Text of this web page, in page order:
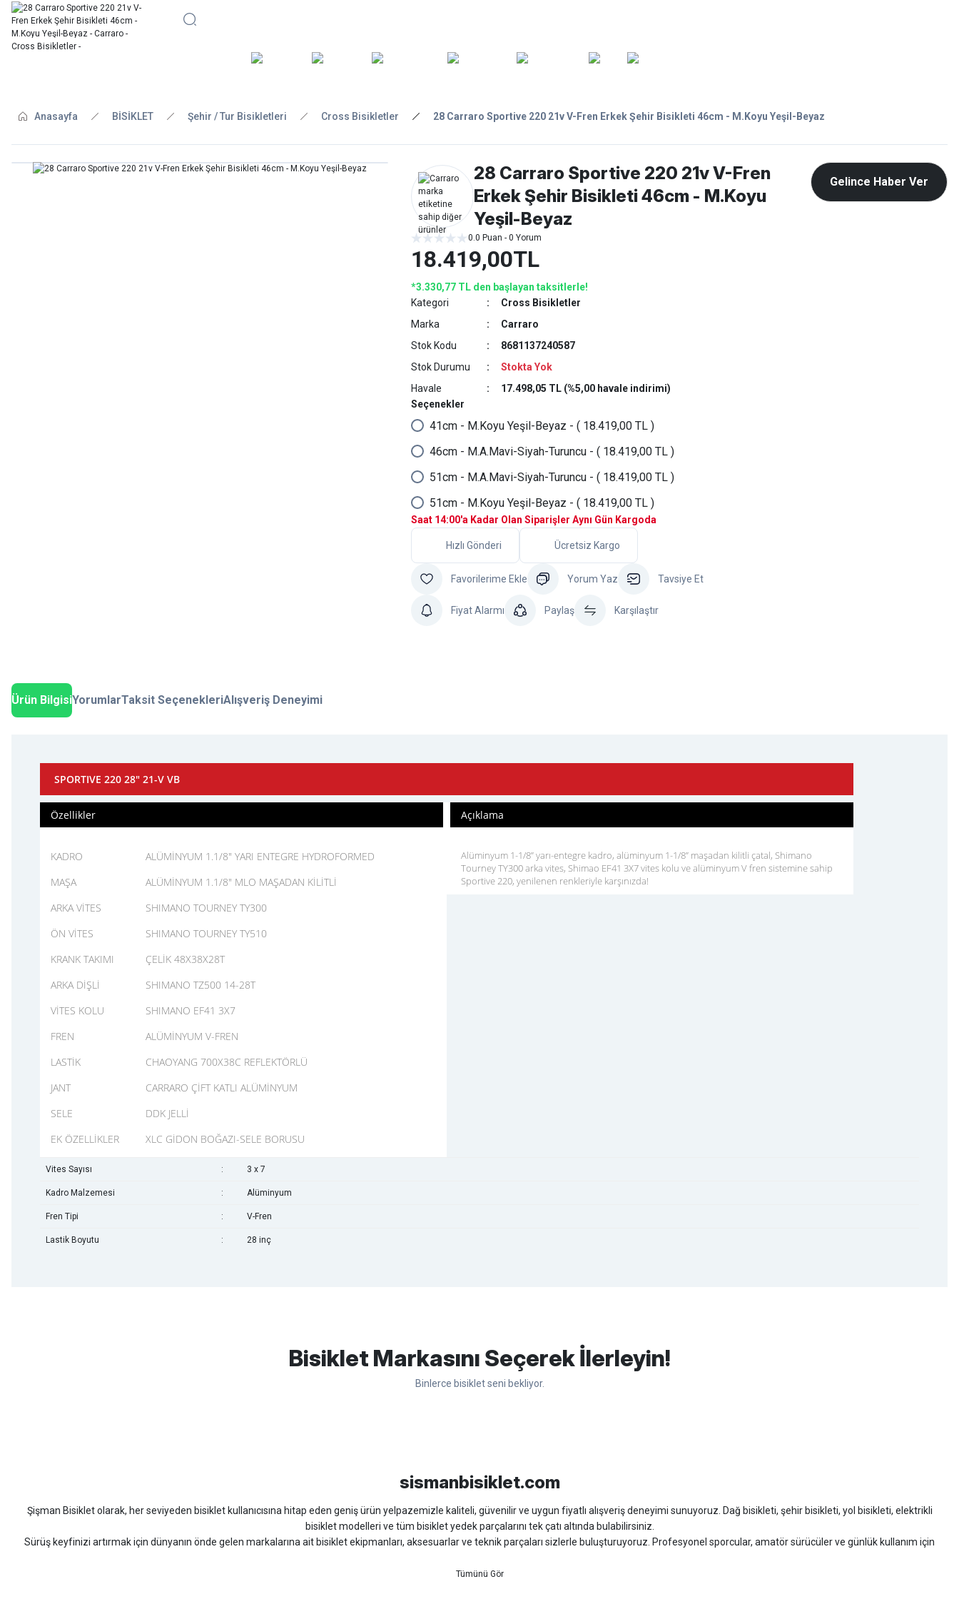
BİSİKLET AKSESUARLAR ASKI/TAŞIMA TAMİR/BAKIM GİYİM
Anasayfa BİSİKLET Şehir / Tur Bisikletleri Cross Bisikletler 28 Carraro Sportive 220 21v V-Fren Erkek Şehir Bisikleti 46cm - M.Koyu Yeşil-Beyaz
28 Carraro Sportive 220 21v V-Fren
Erkek Şehir Bisikleti 46cm - M.Koyu
Yeşil-Beyaz
0.0 Puan - 0 Yorum
18.419,00TL
*3.330,77 TL den başlayan taksitlerle!
Kategori
Cross Bisikletler
Marka
Carraro
Stok Kodu
8681137240587
Stok Durumu
Stokta Yok
Havale
17.498,05 TL (%5,00 havale indirimi)
Saat 14:00'a Kadar Olan Siparişler Aynı Gün Kargoda
Seçenekler
41cm - M.Koyu Yeşil-Beyaz - ( 18.419,00 TL )
46cm - M.A.Mavi-Siyah-Turuncu - ( 18.419,00 TL )
51cm - M.A.Mavi-Siyah-Turuncu - ( 18.419,00 TL )
51cm - M.Koyu Yeşil-Beyaz - ( 18.419,00 TL )
Hızlı Gönderi Ücretsiz Kargo
Yorum Yaz Tavsiye Et
Fiyat Alarmı Paylaş Karşılaştır
Gelince Haber Ver
Ürün BilgisiYorumlarTaksit SeçenekleriAlışveriş Deneyimi
SPORTIVE 220 28" 21-V VB
Özellikler
KADRO
ALÜMİNYUM 1.1/8" YARI ENTEGRE HYDROFORMED
MAŞA
ALÜMİNYUM 1.1/8" MLO MAŞADAN KİLİTLİ
ARKA VİTES
SHIMANO TOURNEY TY300
ÖN VİTES
SHIMANO TOURNEY TY510
KRANK TAKIMI
ÇELİK 48X38X28T
ARKA DİŞLİ
SHIMANO TZ500 14-28T
VİTES KOLU
SHIMANO EF41 3X7
FREN
ALÜMİNYUM V-FREN
LASTİK
CHAOYANG 700X38C REFLEKTÖRLÜ
JANT
CARRARO ÇİFT KATLI ALÜMİNYUM
SELE
DDK JELLİ
EK ÖZELLİKLER
XLC GİDON BOĞAZI-SELE BORUSU
Açıklama
Alüminyum 1-1/8” yarı-entegre kadro, alüminyum 1-1/8” maşadan kilitli çatal, Shimano
Tourney TY300 arka vites, Shimao EF41 3X7 vites kolu ve alüminyum V fren sistemine sahip
Sportive 220, yenilenen renkleriyle karşınızda!
Vites Sayısı : 3 x 7
Kadro Malzemesi : Alüminyum
Fren Tipi : V-Fren
Lastik Boyutu : 28 inç
Uygun olursa alacağım
Hüseyin Akıncı | 14/07/2026
Bisiklet Markasını Seçerek İlerleyin!
Binlerce bisiklet seni bekliyor.
sismanbisiklet.com
Şişman Bisiklet olarak, her seviyeden bisiklet kullanıcısına hitap eden geniş ürün yelpazemizle kaliteli, güvenilir ve uygun fiyatlı alışveriş deneyimi sunuyoruz. Dağ bisikleti, şehir bisikleti, yol bisikleti, elektrikli
bisiklet modelleri ve tüm bisiklet yedek parçalarını tek çatı altında bulabilirsiniz.
Sürüş keyfinizi artırmak için dünyanın önde gelen markalarına ait bisiklet ekipmanları, aksesuarlar ve teknik parçaları sizlerle buluşturuyoruz. Profesyonel sporcular, amatör sürücüler ve günlük kullanım için
Hızlı kargo, güvenli ödeme seçenekleri, satış sonrası teknik destek ve müşteri memnuniyeti odaklı hizmet anlayışımız sayesinde bisiklet alışverişinizi güvenle gerçekleştirebilirsiniz.